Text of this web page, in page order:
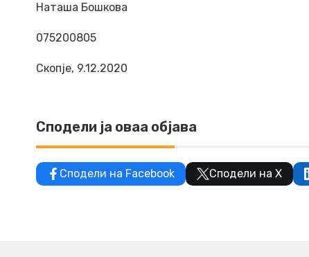
Наташа Бошкова
075200805
Скопје, 9.12.2020
Сподели ја оваа објава
Сподели на Facebook Сподели на X